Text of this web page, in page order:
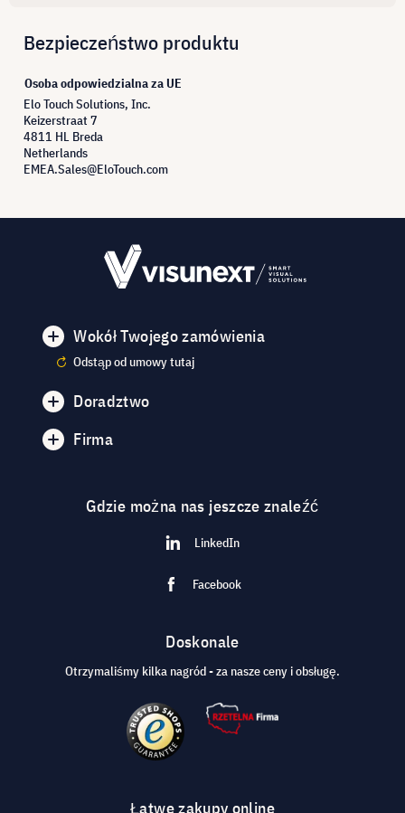
Bezpieczeństwo produktu
Osoba odpowiedzialna za UE
Elo Touch Solutions, Inc.
Keizerstraat 7
4811 HL Breda
Netherlands
EMEA.Sales@EloTouch.com
Wokół Twojego zamówienia
Odstąp od umowy tutaj
Doradztwo
Firma
Gdzie można nas jeszcze znaleźć
LinkedIn
Facebook
Doskonale
Otrzymaliśmy kilka nagród - za nasze ceny i obsługę.
Łatwe zakupy online